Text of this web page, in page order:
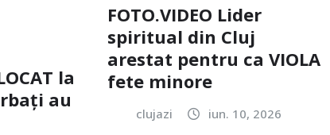
la
au
FOTO.VIDEO Lider
spiritual din Cluj
arestat pentru ca VIOLA
fete minore
clujazi iun. 10, 2026